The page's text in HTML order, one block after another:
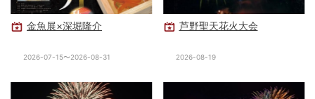
金魚展×深堀隆介
2026-07-15〜2026-08-31
芦野聖天花火大会
2026-08-19